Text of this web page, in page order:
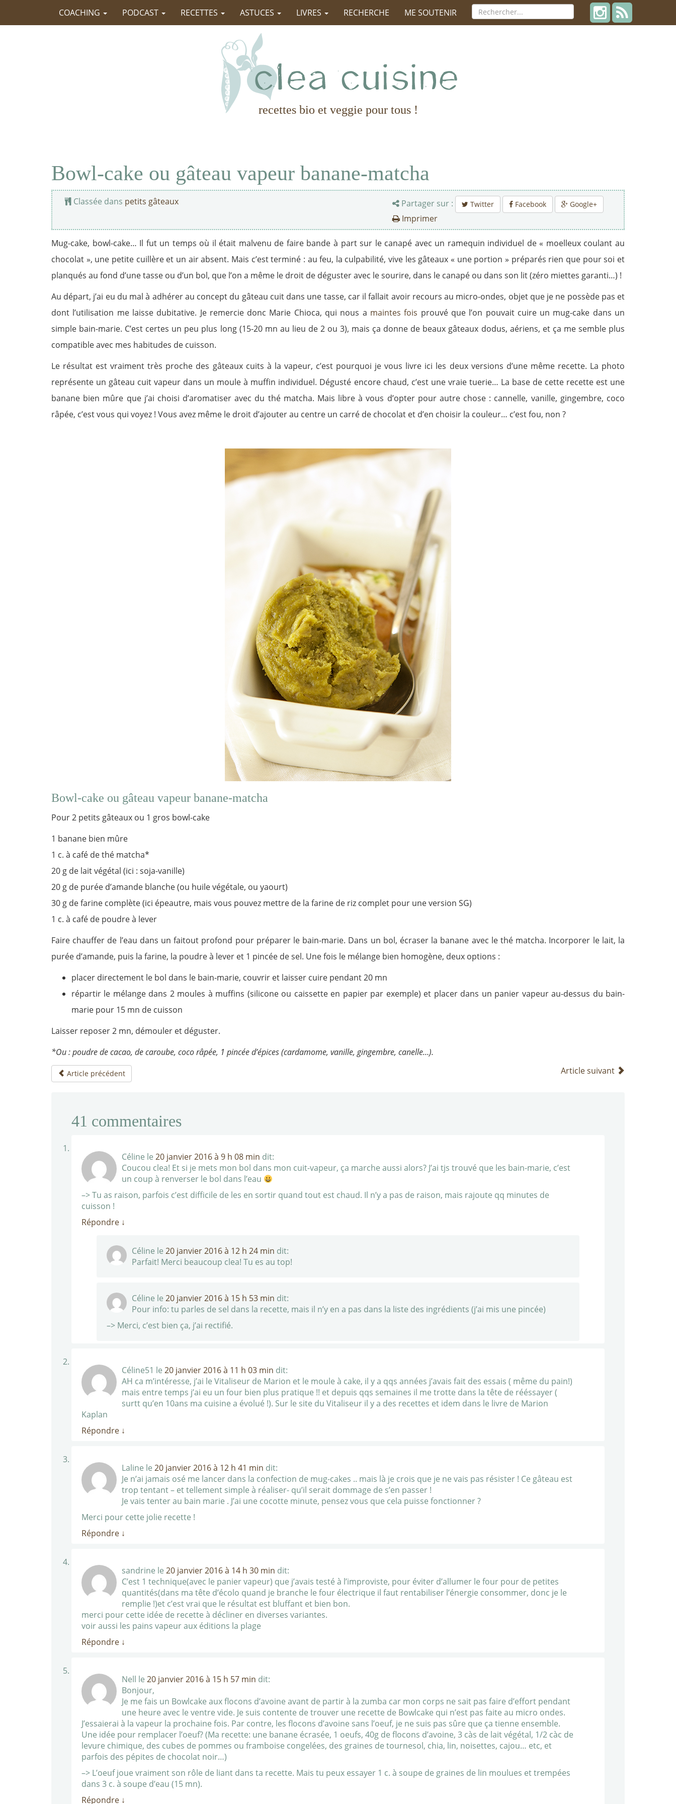
COACHING PODCAST RECETTES ASTUCES LIVRES RECHERCHE ME SOUTENIR
recettes bio et veggie pour tous !
Bowl-cake ou gâteau vapeur banane-matcha
Classée dans petits gâteaux Partager sur : Twitter Facebook Google+
Imprimer
Mug-cake, bowl-cake… Il fut un temps où il était malvenu de faire bande à part sur le canapé avec un ramequin individuel de « moelleux coulant au
chocolat », une petite cuillère et un air absent. Mais c’est terminé : au feu, la culpabilité, vive les gâteaux « une portion » préparés rien que pour soi et
planqués au fond d’une tasse ou d’un bol, que l’on a même le droit de déguster avec le sourire, dans le canapé ou dans son lit (zéro miettes garanti…) !
Au départ, j’ai eu du mal à adhérer au concept du gâteau cuit dans une tasse, car il fallait avoir recours au micro-ondes, objet que je ne possède pas et
dont l’utilisation me laisse dubitative. Je remercie donc Marie Chioca, qui nous a maintesfois prouvé que l’on pouvait cuire un mug-cake dans un
simple bain-marie. C’est certes un peu plus long (15-20 mn au lieu de 2 ou 3), mais ça donne de beaux gâteaux dodus, aériens, et ça me semble plus
compatible avec mes habitudes de cuisson.
Le résultat est vraiment très proche des gâteaux cuits à la vapeur, c’est pourquoi je vous livre ici les deux versions d’une même recette. La photo
représente un gâteau cuit vapeur dans un moule à muffin individuel. Dégusté encore chaud, c’est une vraie tuerie… La base de cette recette est une
banane bien mûre que j’ai choisi d’aromatiser avec du thé matcha. Mais libre à vous d’opter pour autre chose : cannelle, vanille, gingembre, coco
râpée, c’est vous qui voyez ! Vous avez même le droit d’ajouter au centre un carré de chocolat et d’en choisir la couleur… c’est fou, non ?
Bowl-cake ou gâteau vapeur banane-matcha
Pour 2 petits gâteaux ou 1 gros bowl-cake
1 banane bien mûre
1 c. à café de thé matcha*
20 g de lait végétal (ici : soja-vanille)
20 g de purée d’amande blanche (ou huile végétale, ou yaourt)
30 g de farine complète (ici épeautre, mais vous pouvez mettre de la farine de riz complet pour une version SG)
1 c. à café de poudre à lever
Faire chauffer de l’eau dans un faitout profond pour préparer le bain-marie. Dans un bol, écraser la banane avec le thé matcha. Incorporer le lait, la
purée d’amande, puis la farine, la poudre à lever et 1 pincée de sel. Une fois le mélange bien homogène, deux options :
placer directement le bol dans le bain-marie, couvrir et laisser cuire pendant 20 mn
répartir le mélange dans 2 moules à muffins (silicone ou caissette en papier par exemple) et placer dans un panier vapeur au-dessus du bain-
marie pour 15 mn de cuisson
Laisser reposer 2 mn, démouler et déguster.
*Ou : poudre de cacao, de caroube, coco râpée, 1 pincée d’épices (cardamome, vanille, gingembre, canelle…).
Article précédent Article suivant
41 commentaires
Céline le 20 janvier 2016 à 9 h 08 min dit:
Coucou clea! Et si je mets mon bol dans mon cuit-vapeur, ça marche aussi alors? J’ai tjs trouvé que les bain-marie, c’est
un coup à renverser le bol dans l’eau
–> Tu as raison, parfois c’est difficile de les en sortir quand tout est chaud. Il n’y a pas de raison, mais rajoute qq minutes de
cuisson !
Répondre ↓
Céline le 20 janvier 2016 à 12 h 24 min dit:
Parfait! Merci beaucoup clea! Tu es au top!
Céline le 20 janvier 2016 à 15 h 53 min dit:
Pour info: tu parles de sel dans la recette, mais il n’y en a pas dans la liste des ingrédients (j’ai mis une pincée)
–> Merci, c’est bien ça, j’ai rectifié.
Céline51 le 20 janvier 2016 à 11 h 03 min dit:
AH ca m’intéresse, j’ai le Vitaliseur de Marion et le moule à cake, il y a qqs années j’avais fait des essais ( même du pain!)
mais entre temps j’ai eu un four bien plus pratique !! et depuis qqs semaines il me trotte dans la tête de rééssayer (
surtt qu’en 10ans ma cuisine a évolué !). Sur le site du Vitaliseur il y a des recettes et idem dans le livre de Marion
Kaplan
Répondre ↓
Laline le 20 janvier 2016 à 12 h 41 min dit:
Je n’ai jamais osé me lancer dans la confection de mug-cakes .. mais là je crois que je ne vais pas résister ! Ce gâteau est
trop tentant – et tellement simple à réaliser- qu’il serait dommage de s’en passer !
Je vais tenter au bain marie . J’ai une cocotte minute, pensez vous que cela puisse fonctionner ?
Merci pour cette jolie recette !
Répondre ↓
sandrine le 20 janvier 2016 à 14 h 30 min dit:
C’est 1 technique(avec le panier vapeur) que j’avais testé à l’improviste, pour éviter d’allumer le four pour de petites
quantités(dans ma tête d’écolo quand je branche le four électrique il faut rentabiliser l’énergie consommer, donc je le
remplie !)et c’est vrai que le résultat est bluffant et bien bon.
merci pour cette idée de recette à décliner en diverses variantes.
voir aussi les pains vapeur aux éditions la plage
Répondre ↓
Nell le 20 janvier 2016 à 15 h 57 min dit:
Bonjour,
Je me fais un Bowlcake aux flocons d’avoine avant de partir à la zumba car mon corps ne sait pas faire d’effort pendant
une heure avec le ventre vide. Je suis contente de trouver une recette de Bowlcake qui n’est pas faite au micro ondes.
J’essaierai à la vapeur la prochaine fois. Par contre, les flocons d’avoine sans l’oeuf, je ne suis pas sûre que ça tienne ensemble.
Une idée pour remplacer l’oeuf? (Ma recette: une banane écrasée, 1 oeufs, 40g de flocons d’avoine, 3 càs de lait végétal, 1/2 càc de
levure chimique, des cubes de pommes ou framboise congelées, des graines de tournesol, chia, lin, noisettes, cajou… etc, et
parfois des pépites de chocolat noir…)
–> L’oeuf joue vraiment son rôle de liant dans ta recette. Mais tu peux essayer 1 c. à soupe de graines de lin moulues et trempées
dans 3 c. à soupe d’eau (15 mn).
Répondre ↓